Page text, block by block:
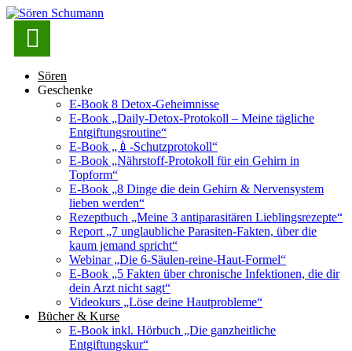

Sören
Geschenke
E-Book 8 Detox-Geheimnisse
E-Book „Daily-Detox-Protokoll – Meine tägliche
Entgiftungsroutine“
E-Book „💉-Schutzprotokoll“
E-Book „Nährstoff-Protokoll für ein Gehirn in
Topform“
E-Book „8 Dinge die dein Gehirn & Nervensystem
lieben werden“
Rezeptbuch „Meine 3 antiparasitären Lieblingsrezepte“
Report „7 unglaubliche Parasiten-Fakten, über die
kaum jemand spricht“
Webinar „Die 6-Säulen-reine-Haut-Formel“
E-Book „5 Fakten über chronische Infektionen, die dir
dein Arzt nicht sagt“
Videokurs „Löse deine Hautprobleme“
Bücher & Kurse
E-Book inkl. Hörbuch „Die ganzheitliche
Entgiftungskur“